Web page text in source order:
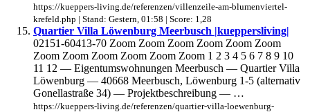
https://kueppers-living.de/referenzen/villenzeile-am-blumenviertel-
krefeld.php | Stand: Gestern, 01:58 | Score: 1,28
Quartier Villa Löwenburg Meerbusch |kueppersliving|
02151-60413-70 Zoom Zoom Zoom Zoom Zoom Zoom
Zoom Zoom Zoom Zoom Zoom Zoom 1 2 3 4 5 6 7 8 9 10
11 12 — Eigentumswohnungen Meerbusch — Quartier Villa
Löwenburg — 40668 Meerbusch, Löwenburg 1-5 (alternativ
Gonellastraße 34) — Projektbeschreibung — …
https://kueppers-living.de/referenzen/quartier-villa-loewenburg-